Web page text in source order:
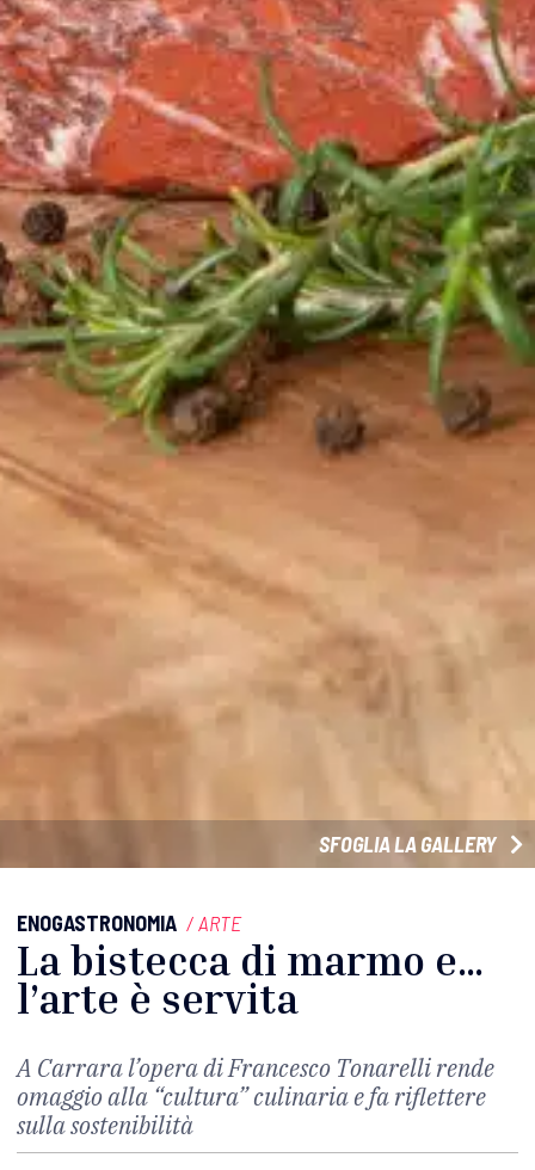
SFOGLIA LA GALLERY
ENOGASTRONOMIA /ARTE
La bistecca di marmo e…
l’arte è servita
A Carrara l’opera di Francesco Tonarelli rende
omaggio alla “cultura” culinaria e fa riflettere
sulla sostenibilità